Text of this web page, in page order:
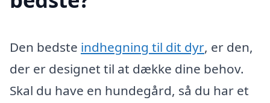
Den bedste indhegning til dit dyr, er den,
der er designet til at dække dine behov.
Skal du have en hundegård, så du har et